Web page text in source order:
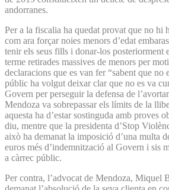
andorranes.
Per a la fiscalia ha quedat provat que no hi
com ara forçar noies menors d’edat
tenir els seus fills i donar-los posteriorment
terme retirades massives de menors per
declaracions que es van fer “sabent que no
públic ha volgut deixar clar que no es va
Govern per perseguir la defensa de
Mendoza va sobrepassar els límits de la
aquesta ha d’estar sostinguda amb proves
diu, mentre que la presidenta d’Stop
això ha demanat la imposició d’una multa
euros més d’indemnització al Govern i sis
a càrrec públic.
Per contra, l’advocat de Mendoza, Miquel